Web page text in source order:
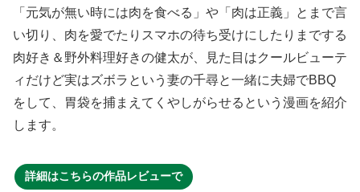
「元気が無い時には肉を食べる」や「肉は正義」とまで言
い切り、肉を愛でたりスマホの待ち受けにしたりまでする
肉好き＆野外料理好きの健太が、見た目はクールビューテ
ィだけど実はズボラという妻の千尋と一緒に夫婦でBBQ
をして、胃袋を捕まえてくやしがらせるという漫画を紹介
します。
詳細はこちらの作品レビューで